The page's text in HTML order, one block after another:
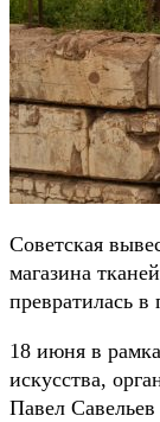
Советская
магазина
превратилась в
18 июня в
искусства,
Павел